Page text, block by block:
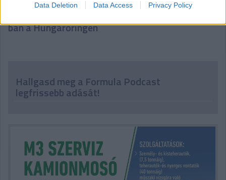
Data Deletion Data Access Privacy Policy
ban a Hungaroringen
Hallgasd meg a Formula Podcast
legfrissebb adását!